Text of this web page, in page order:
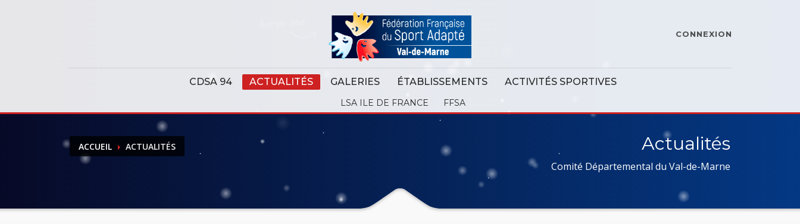
CONNEXION
CDSA 94 ACTUALITÉS GALERIES ÉTABLISSEMENTS ACTIVITÉS SPORTIVES
LSA ILE DE FRANCE FFSA
ACCUEIL ACTUALITÉS Actualités
Comité Départemental du Val-de-Marne